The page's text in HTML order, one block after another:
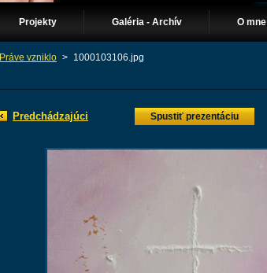
Projekty Galéria - Archív O mne
Práve vzniklo > 1000103106.jpg
Predchádzajúci Spustiť prezentáciu